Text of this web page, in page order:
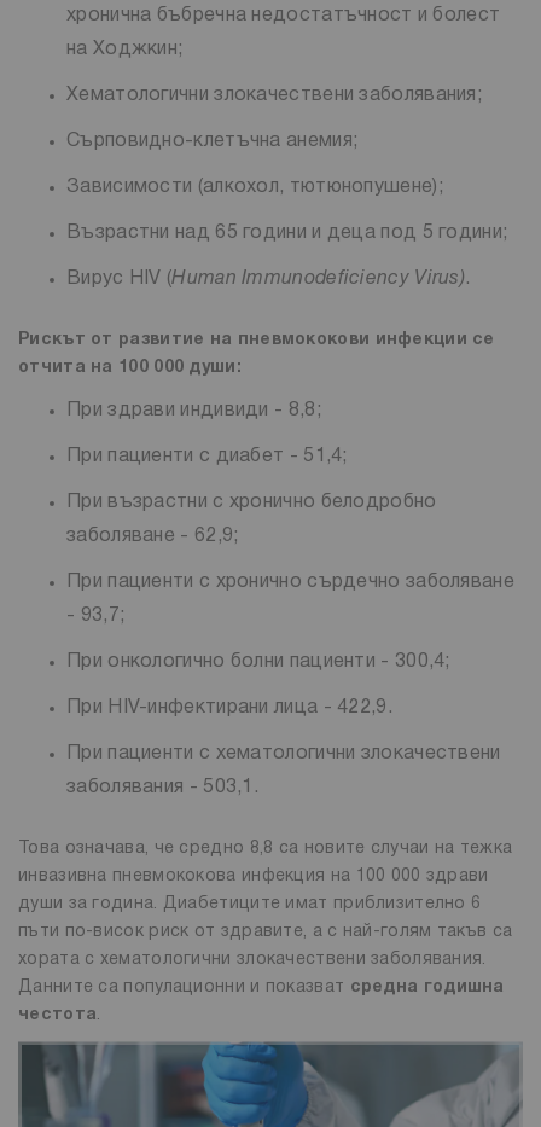
хронична бъбречна недостатъчност и болест
на Ходжкин;
Хематологични злокачествени заболявания;
Сърповидно-клетъчна анемия;
Зависимости (алкохол, тютюнопушене);
Възрастни над 65 години и деца под 5 години;
Вирус HIV (Human Immunodeficiency Virus) .
Рискът от развитие на пневмококови инфекции се
отчита на 100 000 души:
При здрави индивиди - 8,8;
При пациенти с диабет - 51,4;
При възрастни с хронично белодробно
заболяване - 62,9;
При пациенти с хронично сърдечно заболяване
- 93,7;
При онкологично болни пациенти - 300,4;
При HIV-инфектирани лица - 422,9.
При пациенти с хематологични злокачествени
заболявания - 503,1.
Това означава, че средно 8,8 са новите случаи на тежка
инвазивна пневмококова инфекция на 100 000 здрави
души за година. Диабетиците имат приблизително 6
пъти по-висок риск от здравите, а с най-голям такъв са
хората с хематологични злокачествени заболявания.
Данните са популационни и показват средна годишна
честота.